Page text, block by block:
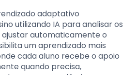
adaptativo
utilizando IA para analisar os
ajustar automaticamente o
um aprendizado mais
cada aluno recebe o apoio
quando precisa,